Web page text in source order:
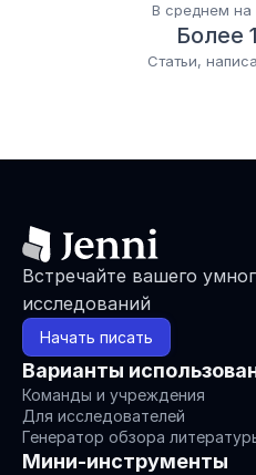
В среднем на
Более
Статьи,
Встречайте вашего
исследований
Начать писать
Варианты
Команды и учреждения
Для исследователей
Генератор обзора
Мини-инструменты